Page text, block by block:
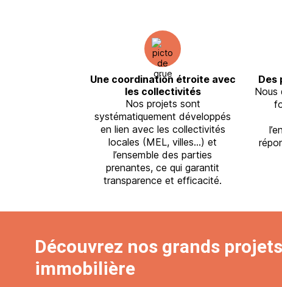
Une coordination étroite avec
les collectivités
Nos projets sont
systématiquement développés
en lien avec les collectivités
locales (MEL, villes…) et
l’ensemble des parties
prenantes, ce qui garantit
transparence et efficacité.
Des
Nous
Découvrez nos grands
immobilière